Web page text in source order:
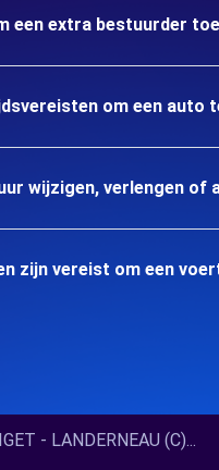
een extra bestuurder
om een auto
wijzigen, verlengen of
zijn vereist om een
- LANDERNEAU (C)...